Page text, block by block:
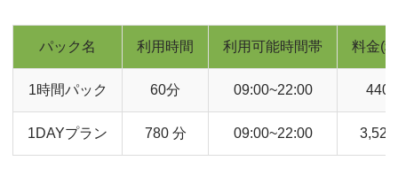
パック名 利用時間 利用可能時間帯 料金(
1時間パック 60分 09:00~22:00 440
1DAYプラン 780 分 09:00~22:00 3,520